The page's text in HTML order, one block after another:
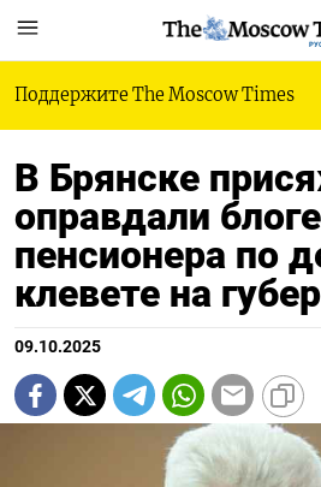
Поддержите The Moscow Times
В Брянске
оправдали
пенсионера по
клевете на
09.10.2025